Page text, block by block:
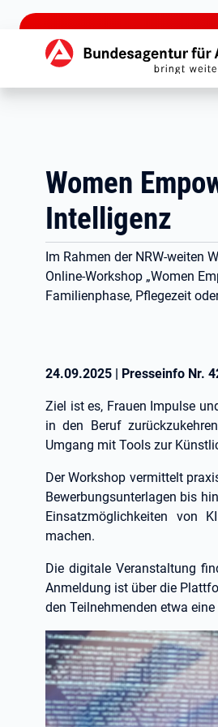
zu den Hauptinhalten springen
Hauptnavigation
Women
Intelligenz
Im Rahmen der NRW-weiten
Online-Workshop „Women
Familienphase, Pflegezeit
24.09.2025 | Presseinfo Nr.
Ziel ist es, Frauen Impulse
in den Beruf
Umgang mit Tools zur
Der Workshop vermittelt
Bewerbungsunterlagen bis
Einsatzmöglichkeiten von
machen.
Die digitale Veranstaltung
Anmeldung ist über die
den Teilnehmenden etwa